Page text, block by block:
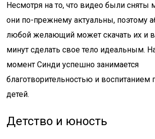
Несмотря на то, что видео были сняты
они по-прежнему актуальны, поэтому
любой желающий может скачать их и
минут сделать свое тело идеальным.
момент Синди успешно занимается
благотворительностью и воспитанием
детей.
Детство и юность